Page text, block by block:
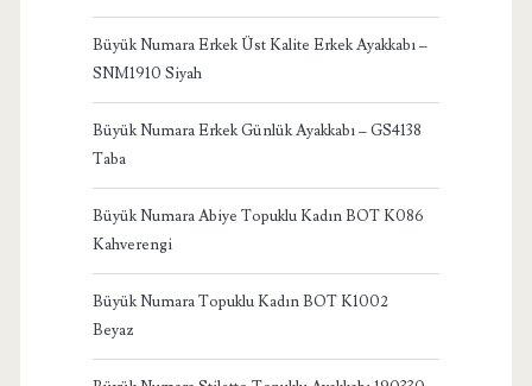
Büyük Numara Erkek Üst Kalite Erkek Ayakkabı –
SNM1910 Siyah
Büyük Numara Erkek Günlük Ayakkabı – GS4138
Taba
Büyük Numara Abiye Topuklu Kadın BOT K086
Kahverengi
Büyük Numara Topuklu Kadın BOT K1002
Beyaz